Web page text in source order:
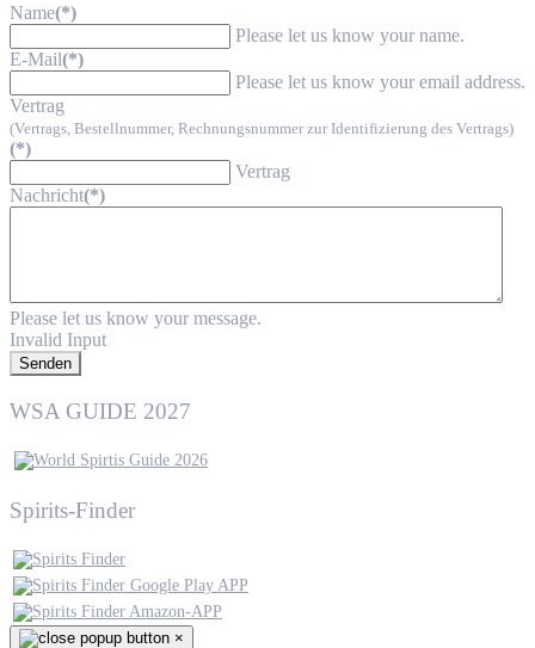
Name(*)
Please let us know your name.
E-Mail(*)
Please let us know your email address.
Vertrag
(Vertrags, Bestellnummer, Rechnungsnummer zur Identifizierung des Vertrags)
(*)
Vertrag
Nachricht(*)
Please let us know your message.
Invalid Input
Senden
WSA GUIDE 2027
Spirits-Finder
×